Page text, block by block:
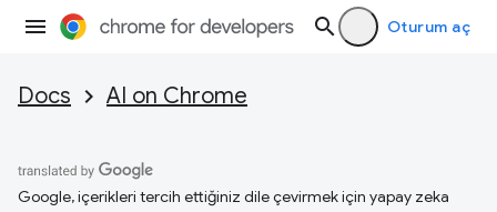
Oturum aç
Docs AI on Chrome
Google, içerikleri tercih ettiğiniz dile çevirmek için yapay zeka